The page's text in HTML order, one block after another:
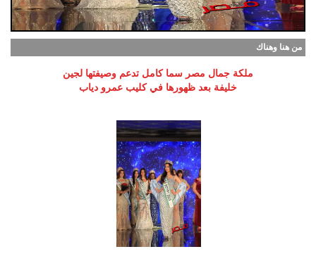
من هنا وهناك
ملكة جمال مصر سما كامل تدعم وصيفتها لجين
خليفة بعد ظهورها في كليب عمرو دياب